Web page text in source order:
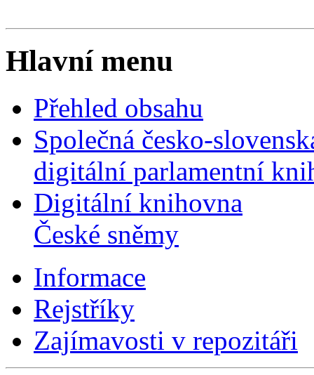
Hlavní menu
Přehled obsahu
Společná česko-
digitální parlamentní
Digitální knihovna
České sněmy
Informace
Rejstříky
Zajímavosti v repozitáři